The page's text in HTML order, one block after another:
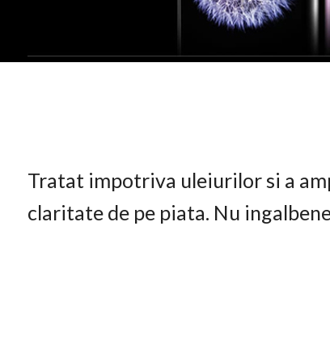
Tratat impotriva uleiurilor si a
claritate de pe piata. Nu